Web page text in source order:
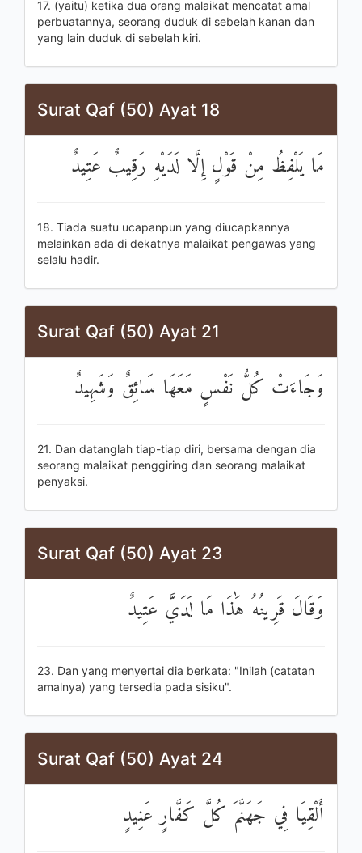
17. (yaitu) ketika dua orang malaikat mencatat amal
perbuatannya, seorang duduk di sebelah kanan dan
yang lain duduk di sebelah kiri.
Surat Qaf (50) Ayat 18
مَا يَلْفِظُ مِنْ قَوْلٍ إِلَّا لَدَيْهِ رَقِيبٌ عَتِيدٌ
18. Tiada suatu ucapanpun yang diucapkannya
melainkan ada di dekatnya malaikat pengawas yang
selalu hadir.
Surat Qaf (50) Ayat 21
وَجَاءَتْ كُلُّ نَفْسٍ مَعَهَا سَائِقٌ وَشَهِيدٌ
21. Dan datanglah tiap-tiap diri, bersama dengan dia
seorang malaikat penggiring dan seorang malaikat
penyaksi.
Surat Qaf (50) Ayat 23
وَقَالَ قَرِينُهُ هَٰذَا مَا لَدَيَّ عَتِيدٌ
23. Dan yang menyertai dia berkata: "Inilah (catatan
amalnya) yang tersedia pada sisiku".
Surat Qaf (50) Ayat 24
أَلْقِيَا فِي جَهَنَّمَ كُلَّ كَفَّارٍ عَنِيدٍ